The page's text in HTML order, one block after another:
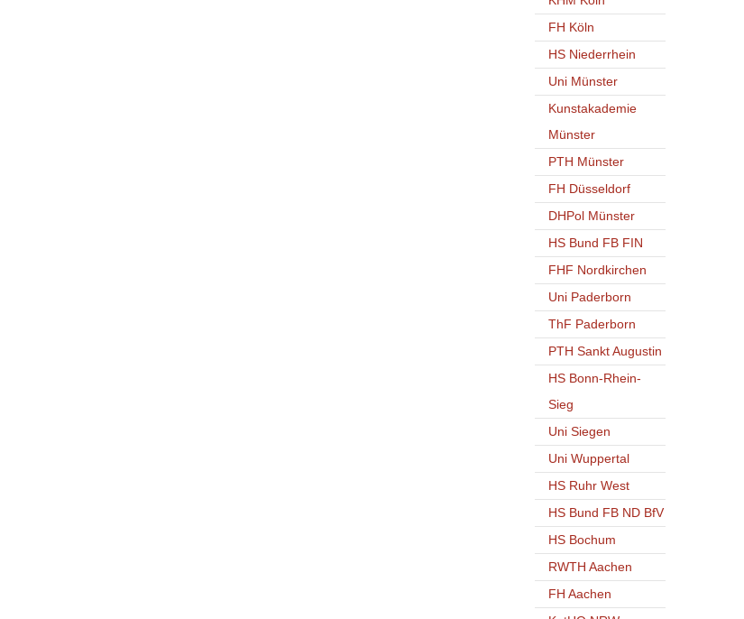
FH Köln
HS Niederrhein
Uni Münster
Kunstakademie
Münster
PTH Münster
FH Düsseldorf
DHPol Münster
HS Bund FB FIN
FHF Nordkirchen
Uni Paderborn
ThF Paderborn
PTH Sankt Augustin
HS Bonn-Rhein-
Sieg
Uni Siegen
Uni Wuppertal
HS Ruhr West
HS Bund FB ND BfV
HS Bochum
RWTH Aachen
FH Aachen